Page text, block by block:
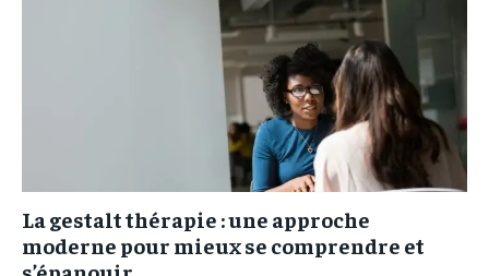
La gestalt thérapie : une approche
moderne pour mieux se comprendre et